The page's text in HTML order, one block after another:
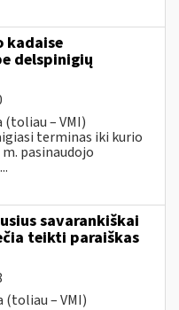
kadaise
delspinigių
(toliau – VMI)
terminas iki kurio
pasinaudojo
savarankiškai
teikti paraiškas
(toliau – VMI)